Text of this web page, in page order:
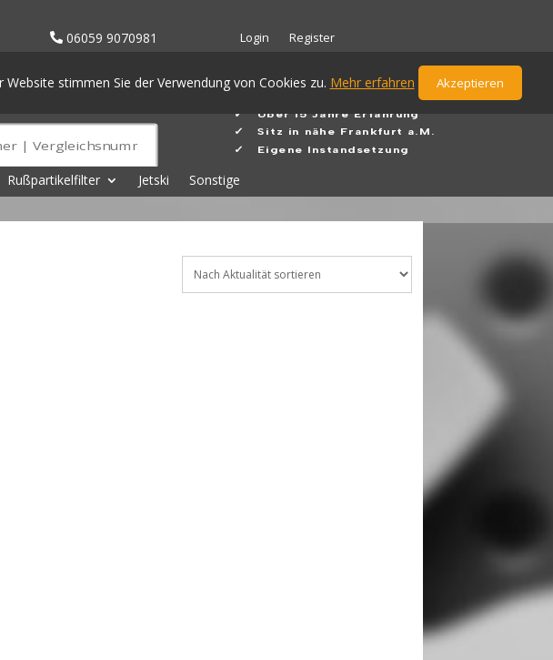
stimmen Sie der Verwendung von Cookies zu. Mehr erfahren Akzeptieren
06059 9070981 Login Register
✓ Über 15 Jahre Erfahrung
✓Sitz in nähe Frankfurt a.M.
✓ Eigene Instandsetzung
Rußpartikelfilter Jetski Sonstige